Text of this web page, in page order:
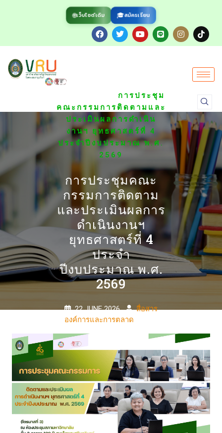
🌐เว็บไซต์เดิม 🎓สมัครเรียน
HOME
การประชุม
คณะกรรมการติดตามและ
ประเมินผลการดำเนิน
งานฯ ยุทธศาสตร์ที่ 4
ประจำปีงบประมาณ พ.ศ.
2569
การประชุมคณะ
กรรมการติดตาม
และประเมินผลการ
ดำเนินงานฯ
ยุทธศาสตร์ที่ 4
ประจำ
ปีงบประมาณ พ.ศ.
2569
22 JUNE 2026
สื่อสาร
องค์การและการตลาด